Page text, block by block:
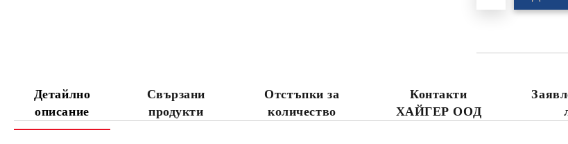
Детайлно
описание
Свързани
продукти
Отстъпки за
количество
Контакти
ХАЙГЕР ООД